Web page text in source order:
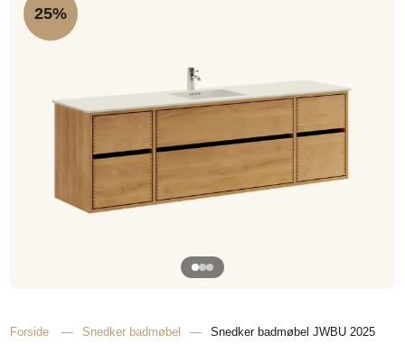
SNEDKERKØKKEN
HVIDEVARER
HJEMMET
25%
Forside — Snedker badmøbel — Snedker badmøbel JWBU 2025